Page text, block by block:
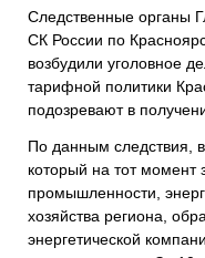
Следственные органы
СК России по
возбудили уголовное
тарифной политики
подозревают в
По данным следствия, в
который на тот момент
промышленности,
хозяйства региона,
энергетической